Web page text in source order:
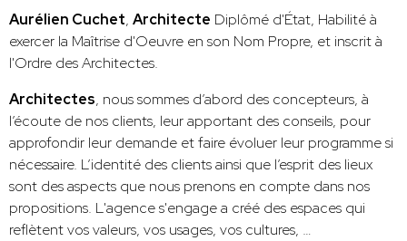
Aurélien Cuchet, Architecte Diplômé d'État, Habilité à
exercer la Maîtrise d'Oeuvre en son Nom Propre, et inscrit à
l'Ordre des Architectes.
Architectes, nous sommes d’abord des concepteurs, à
l’écoute de nos clients, leur apportant des conseils, pour
approfondir leur demande et faire évoluer leur programme si
nécessaire. L’identité des clients ainsi que l’esprit des lieux
sont des aspects que nous prenons en compte dans nos
propositions. L'agence s'engage a créé des espaces qui
reflètent vos valeurs, vos usages, vos cultures, …